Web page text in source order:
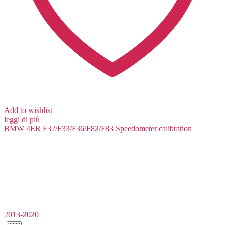
Add to wishlist
leggi di più
BMW 4ER F32/F33/F36/F82/F83 Speedometer calibration
2013-2020